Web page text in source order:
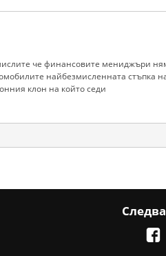
че финансовите мениджъри
найбезмисленната стъпка
клон на който седи